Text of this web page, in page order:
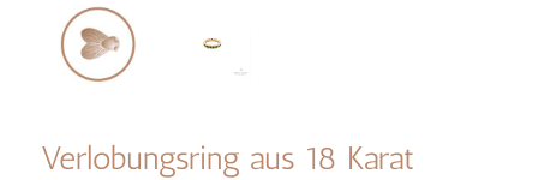
Verlobungsring aus 18 Karat